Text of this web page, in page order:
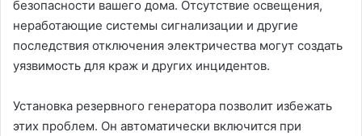
безопасности вашего дома. Отсутствие освещения,
неработающие системы сигнализации и другие
последствия отключения электричества могут создать
уязвимость для краж и других инцидентов.
Установка резервного генератора позволит избежать
этих проблем. Он автоматически включится при